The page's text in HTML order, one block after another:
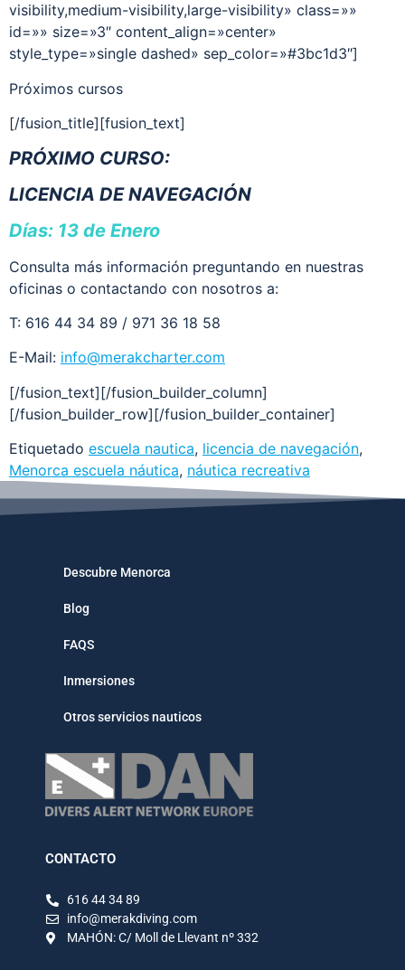
visibility,medium-visibility,large-visibility» class=»»
id=»» size=»3″ content_align=»center»
style_type=»single dashed» sep_color=»#3bc1d3″]
Próximos cursos
[/fusion_title][fusion_text]
PRÓXIMO CURSO:
LICENCIA DE NAVEGACIÓN
Días: 13 de Enero
Consulta más información preguntando en nuestras
oficinas o contactando con nosotros a:
T: 616 44 34 89 / 971 36 18 58
E-Mail: info@merakcharter.com
[/fusion_text][/fusion_builder_column]
[/fusion_builder_row][/fusion_builder_container]
Etiquetado escuela nautica, licencia de navegación,
Menorca escuela náutica, náutica recreativa
Descubre Menorca
Blog
FAQS
Inmersiones
Otros servicios nauticos
CONTACTO
616 44 34 89
info@merakdiving.com
MAHÓN: C/ Moll de Llevant nº 332